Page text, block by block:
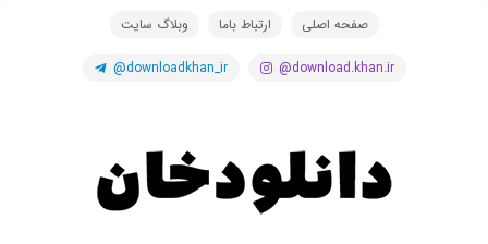
صفحه اصلی ارتباط باما وبلاگ سایت
@download.khan.ir
@downloadkhan_ir